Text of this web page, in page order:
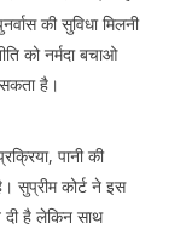
की सुविधा मिलनी
को नर्मदा बचाओ
है।
पानी की
सुप्रीम कोर्ट ने इस
दी है लेकिन साथ